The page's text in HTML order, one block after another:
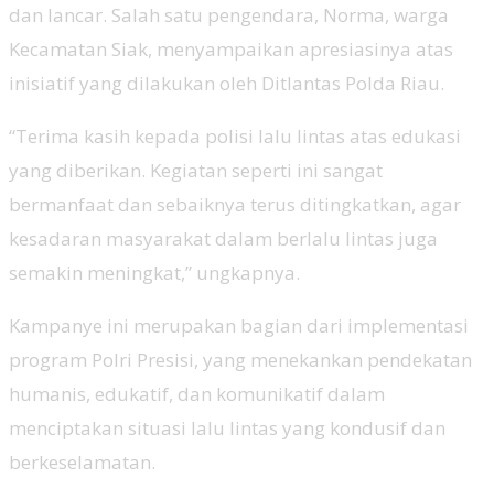
dan lancar. Salah satu pengendara, Norma, warga
Kecamatan Siak, menyampaikan apresiasinya atas
inisiatif yang dilakukan oleh Ditlantas Polda Riau.
“Terima kasih kepada polisi lalu lintas atas edukasi
yang diberikan. Kegiatan seperti ini sangat
bermanfaat dan sebaiknya terus ditingkatkan, agar
kesadaran masyarakat dalam berlalu lintas juga
semakin meningkat,” ungkapnya.
Kampanye ini merupakan bagian dari implementasi
program Polri Presisi, yang menekankan pendekatan
humanis, edukatif, dan komunikatif dalam
menciptakan situasi lalu lintas yang kondusif dan
berkeselamatan.